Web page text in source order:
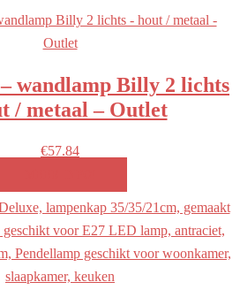
wandlamp Billy 2 lichts
/ metaal – Outlet
€57.84